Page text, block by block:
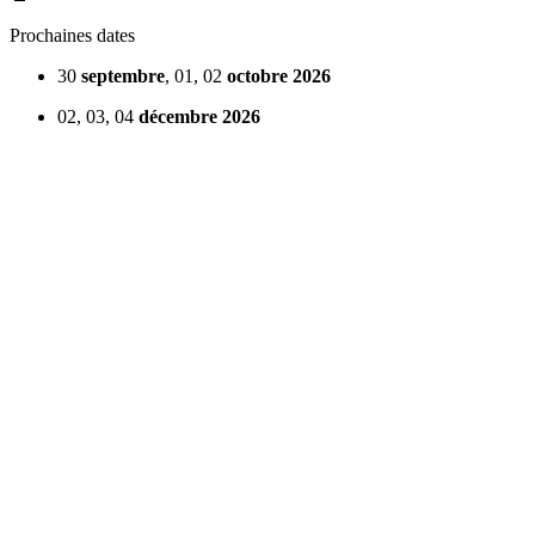
Prochaines dates
30 septembre, 01, 02 octobre 2026
02, 03, 04 décembre 2026